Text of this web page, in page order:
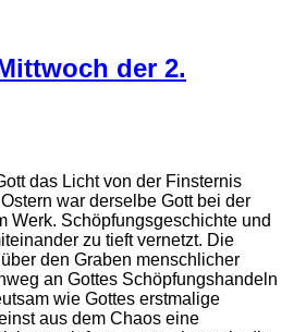
der 2.
das Licht von der Finsternis
war derselbe Gott bei der
Werk. Schöpfungsgeschichte und
zu tieft vernetzt. Die
den Graben menschlicher
an Gottes Schöpfungshandeln
wie Gottes erstmalige
aus dem Chaos eine